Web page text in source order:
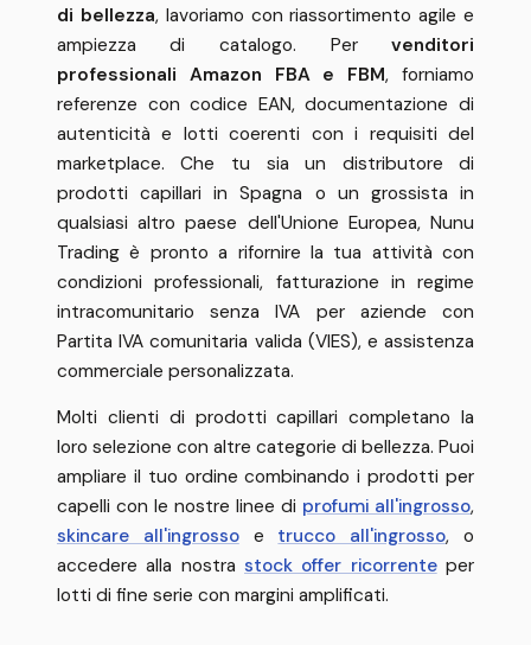
di bellezza, lavoriamo con riassortimento agile e
ampiezza di catalogo. Pervenditori
professionali Amazon FBA e FBM, forniamo
referenze con codice EAN, documentazione di
autenticità e lotti coerenti con i requisiti del
marketplace. Che tu sia un distributore di
prodotti capillari in Spagna o un grossista in
qualsiasi altro paese dell'Unione Europea, Nunu
Trading è pronto a rifornire la tua attività con
condizioni professionali, fatturazione in regime
intracomunitario senza IVA per aziende con
Partita IVA comunitaria valida (VIES), e assistenza
commerciale personalizzata.
Molti clienti di prodotti capillari completano la
loro selezione con altre categorie di bellezza. Puoi
ampliare il tuo ordine combinando i prodotti per
capelli con le nostre linee di profumi all'ingrosso,
skincare all'ingrossoe trucco all'ingrosso, o
accedere alla nostra stock offer ricorrenteper
lotti di fine serie con margini amplificati.